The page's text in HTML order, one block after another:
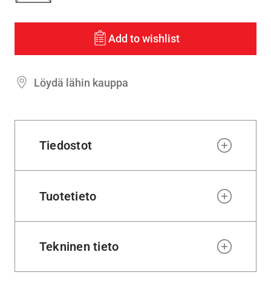
Add to wishlist
Löydä lähin kauppa
Tiedostot
Tuotetieto
Tekninen tieto